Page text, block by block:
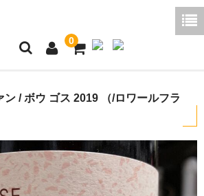
0
ン / ボウ ゴス 2019 （/ロワールフラ